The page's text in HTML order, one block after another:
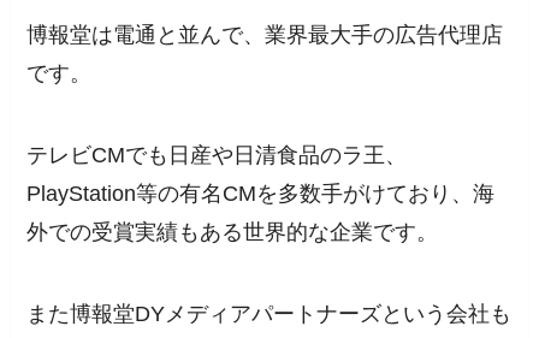
博報堂は電通と並んで、業界最大手の広告代理店
です。
テレビCMでも日産や日清食品のラ王、
PlayStation等の有名CMを多数手がけており、海
外での受賞実績もある世界的な企業です。
また博報堂DYメディアパートナーズという会社も